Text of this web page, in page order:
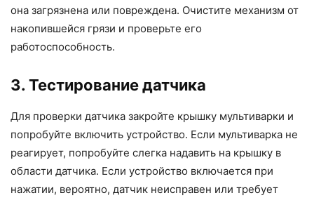
она загрязнена или повреждена. Очистите механизм от
накопившейся грязи и проверьте его
работоспособность.
3. Тестирование датчика
Для проверки датчика закройте крышку мультиварки и
попробуйте включить устройство. Если мультиварка не
реагирует, попробуйте слегка надавить на крышку в
области датчика. Если устройство включается при
нажатии, вероятно, датчик неисправен или требует